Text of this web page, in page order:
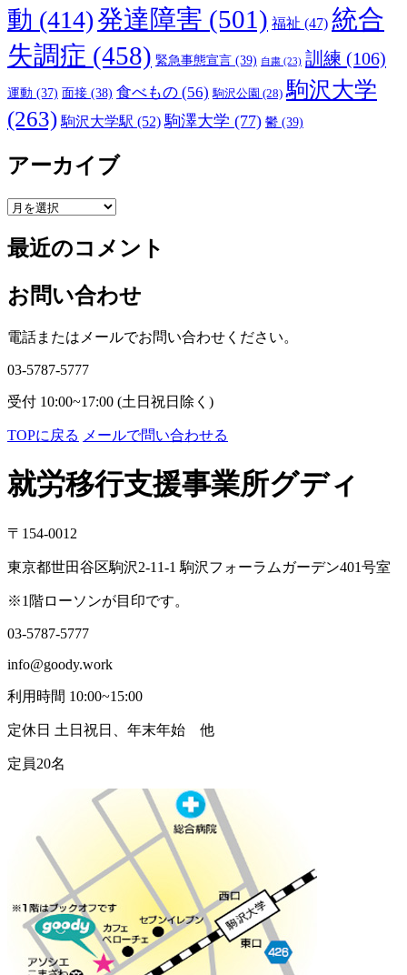
動 (414)発達障害 (501) 福祉 (47) 統合
失調症 (458) 緊急事態宣言 (39) 自粛 (23) 訓練 (106)
運動 (37) 面接 (38) 食べもの (56) 駒沢公園 (28) 駒沢大学
(263) 駒沢大学駅 (52) 駒澤大学 (77) 鬱 (39)
アーカイブ
ア
カ
イ
ブ
最近のコメント
お問い合わせ
電話またはメールでお問い合わせください。
03-5787-5777
受付 10:00~17:00 (土日祝日除く)
TOPに戻る メールで問い合わせる
就労移行支援事業所グディ
〒154-0012
東京都世田谷区駒沢2-11-1 駒沢フォーラムガーデン401号室
※1階ローソンが目印です。
03-5787-5777
info@goody.work
利用時間 10:00~15:00
定休日 土日祝日、年末年始 他
定員20名